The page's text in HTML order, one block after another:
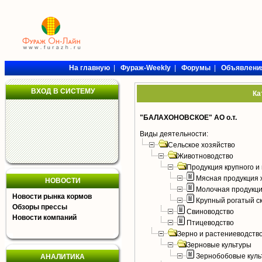
На главную|Фураж-Weekly|Форумы|
ВХОД В СИСТЕМУ
НОВОСТИ
Новости рынка кормов
Обзоры прессы
Новости компаний
АНАЛИТИКА
"БАЛАХОНОВСКОЕ" АО о.т.
Виды деятельности:
Сельское хозяйство
Животноводство
Продукция крупного и
Мясная продукция
Молочная
Крупный рогатый
Свиноводство
Птицеводство
Зерно и
Зерновые культуры
Зернобобовые